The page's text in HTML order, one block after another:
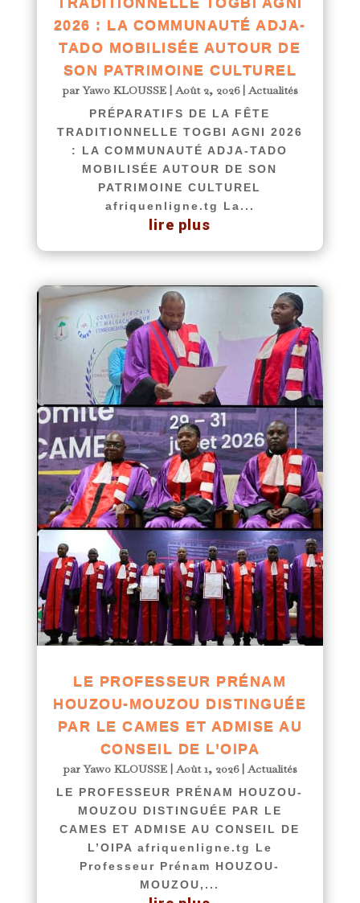
2026 : LA COMMUNAUTÉ ADJA-
TADO MOBILISÉE AUTOUR DE
SON PATRIMOINE CULTUREL
parYawo KLOUSSE|Août 2, 2026|Actualités
PRÉPARATIFS DE LA FÊTE
TRADITIONNELLE TOGBI AGNI 2026
: LA COMMUNAUTÉ ADJA-TADO
MOBILISÉE AUTOUR DE SON
PATRIMOINE CULTUREL
afriquenligne.tg La...
lire plus
LE PROFESSEUR PRÉNAM
HOUZOU-MOUZOU DISTINGUÉE
PAR LE CAMES ET ADMISE AU
CONSEIL DE L’OIPA
parYawo KLOUSSE|Août 1, 2026|Actualités
LE PROFESSEUR PRÉNAM HOUZOU-
MOUZOU DISTINGUÉE PAR LE
CAMES ET ADMISE AU CONSEIL DE
L’OIPA afriquenligne.tg Le
Professeur Prénam HOUZOU-
MOUZOU,...